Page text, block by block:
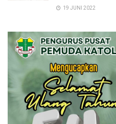
19 JUNI 2022